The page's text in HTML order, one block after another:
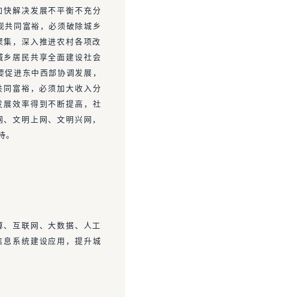
解决发展不平衡不充分
共同富裕，必须破除城乡
，深入推进农村各项改
居民共享全面建设社会
进东中西部协调发展，
富裕，必须加大收入分
效率得到不断提高，社
文明上网、文明兴网，
。
互联网、大数据、人工
系统建设应用，提升城